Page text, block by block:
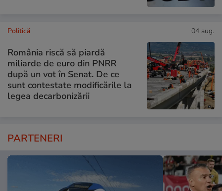
Politică 04 aug.
România riscă să piardă
miliarde de euro din PNRR
după un vot în Senat. De ce
sunt contestate modificările la
legea decarbonizării
PARTENERI